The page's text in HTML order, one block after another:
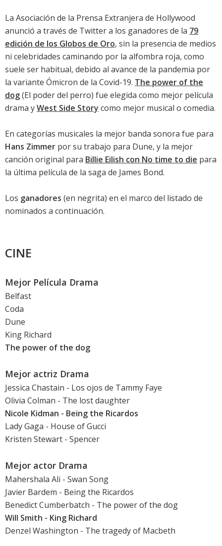
La Asociación de la Prensa Extranjera de Hollywood
anunció a través de Twitter a los ganadores de la 79
edición de los Globos de Oro, sin la presencia de medios
ni celebridades caminando por la alfombra roja, como
suele ser habitual, debido al avance de la pandemia por
la variante Ómicron de la Covid-19. The power of the
dog(El poder del perro) fue elegida como mejor película
drama yWest Side Story como mejor musical o comedia.
En categorías musicales la mejor banda sonora fue para
Hans Zimmer por su trabajo para Dune, y la mejor
canción original para Billie Eilish con No time to die para
la última película de la saga de James Bond.
Los ganadores (en negrita) en el marco del listado de
nominados a continuación.
CINE
Mejor Película Drama
Belfast
Coda
Dune
King Richard
The power of the dog
Mejor actriz Drama
Jessica Chastain - Los ojos de Tammy Faye
Olivia Colman - The lost daughter
Nicole Kidman - Being the Ricardos
Lady Gaga - House of Gucci
Kristen Stewart - Spencer
Mejor actor Drama
Mahershala Ali - Swan Song
Javier Bardem - Being the Ricardos
Benedict Cumberbatch - The power of the dog
Will Smith - King Richard
Denzel Washington - The tragedy of Macbeth